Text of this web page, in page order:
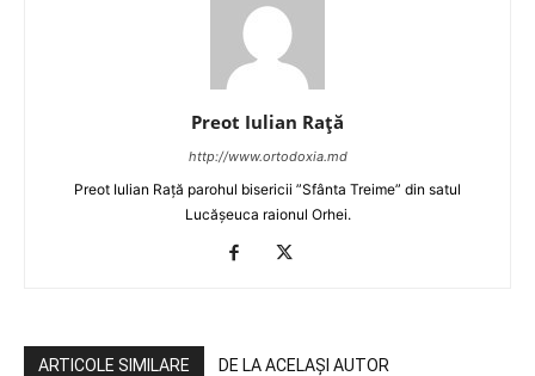
Preot Iulian Raţă
http://www.ortodoxia.md
Preot Iulian Rață parohul bisericii ”Sfânta Treime” din satul
Lucășeuca raionul Orhei.
ARTICOLE SIMILARE DE LA ACELAȘI AUTOR